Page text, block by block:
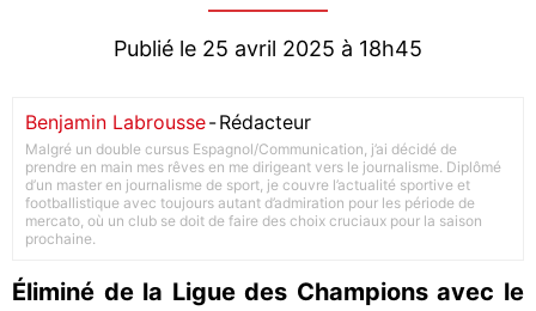
Publié le 25 avril 2025 à 18h45
Benjamin Labrousse-Rédacteur
Malgré un double cursus Espagnol/Communication, j’ai décidé de
prendre en main mes rêves en me dirigeant vers le journalisme. Diplômé
d’un master en journalisme de sport, je couvre l’actualité sportive et
footballistique avec toujours autant d’admiration pour les période de
mercato, où un club se doit de faire des choix cruciaux pour la saison
prochaine.
Éliminé de la Ligue des Champions avec le